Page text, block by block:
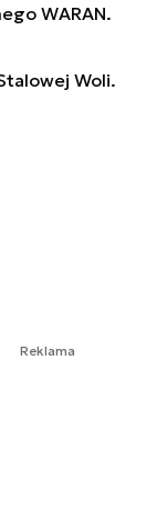
WARAN.
Woli.
Reklama